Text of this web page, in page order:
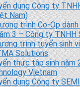
dụng Công ty
Nam)
trình Co-Op
3 – Công ty
trình tuyển sinh
Solutions
thực tập sinh năm
Vietnam
dụng Công ty